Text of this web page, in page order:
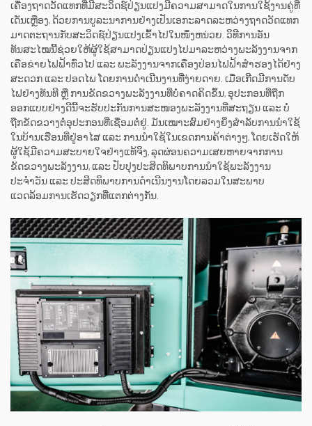
ເຄື່ອງຖາດວັດແທກທີ່ມີສະວິດຊ໌ປ່ຽນແປງມີຄວາມສາມາດໃນການໃຊ້ງານຄູ່ທີ່
ເດັ່ນເຫຼືອງ, ດ້ວຍການບູລະນາການຢ່າງເປັນເອກະລາດລະຫວ່າງຖາດວັດແທກ
ມາດຕະຖານກັບສະວິດຊ໌ປ່ຽນແປງເຂົ້າໄປໃນໜຶ່ງຫນ່ວຍ. ວິທີການອັນ
ທັນສະໄໝນີ້ຊ່ວຍໃຫ້ຜູ້ໃຊ້ສາມາດປ່ຽນແປງໄປມາລະຫວ່າງພະລັງງານຈາກ
ເຄືອຂ່າຍໄຟຟ້າທົ່ວໄປ ແລະ ພະລັງງານຈາກເຄື່ອງປ່ອນໄຟຟ້າສຳຮອງໄດ້ຢ່າງ
ສະດວກ ແລະ ປອດໄພ ໂດຍການດຳເນີນງານທີ່ງ່າຍດາຍ. ເມື່ອເກີດມີການດັບ
ໄຟຢ່າງທັນທີ ຫຼື ການຂັດຂວາງພະລັງງານທີ່ບໍ່ຄາດຄິດຂຶ້ນ, ອຸປະກອນທີ່ຖືກ
ອອກແບບຢ່າງດີນີ້ຈະຮັບປະກັນການສະໜອງພະລັງງານທີ່ສະຖຽນ ແລະ ບໍ່
ຖືກຂັດຂວາງຕໍ່ອຸປະກອນທີ່ເຊື່ອມຕໍ່ຢູ່. ມັນເໝາະສົມຢ່າງຍິ່ງສຳລັບການນຳໃຊ້
ໃນບ້ານເຮືອນທີ່ຢູ່ອາໄສ ແລະ ການນຳໃຊ້ໃນເຂດການຄ້າຕ່າງໆ, ໂດຍເຮັດໃຫ້
ຜູ້ໃຊ້ມີຄວາມສະບາຍໃຈຢ່າງແທ້ຈິງ, ລຸດຜ່ອນຄວາມເສຍຫາຍຈາກການ
ຂັດຂວາງພະລັງງານ, ແລະ ປັບປຸງປະສິດທິພາບການນຳໃຊ້ພະລັງງານ
ປະຈຳວັນ ແລະ ປະສິດທິພາບການດຳເນີນງານໂດຍລວມໃນສະພາບ
ແວດລ້ອມການເຮັດວຽກທີ່ແຕກຕ່າງກັນ.